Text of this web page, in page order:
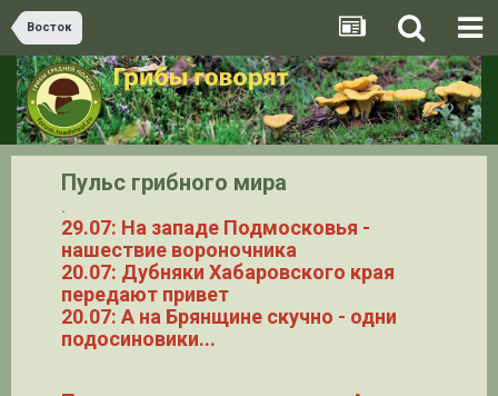
Восток
Пульс грибного мира
.
29.07: На западе Подмосковья -
нашествие вороночника
20.07: Дубняки Хабаровского края
передают привет
20.07: А на Брянщине скучно - одни
подосиновики...